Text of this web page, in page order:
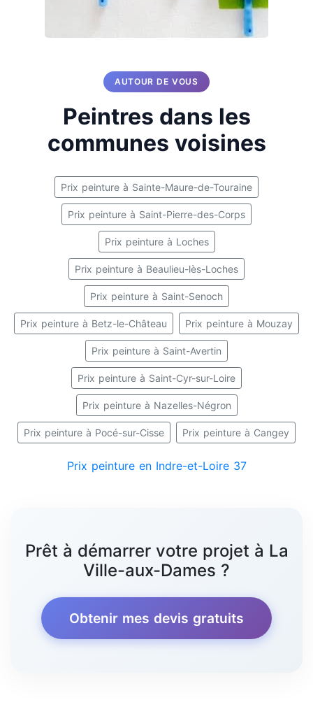
AUTOUR DE VOUS
Peintres dans les
communes voisines
Prix peinture à Sainte-Maure-de-Touraine
Prix peinture à Saint-Pierre-des-Corps
Prix peinture à Loches
Prix peinture à Beaulieu-lès-Loches
Prix peinture à Saint-Senoch
Prix peinture à Betz-le-Château Prix peinture à Mouzay
Prix peinture à Saint-Avertin
Prix peinture à Saint-Cyr-sur-Loire
Prix peinture à Nazelles-Négron
Prix peinture à Pocé-sur-Cisse Prix peinture à Cangey
Prix peinture en Indre-et-Loire 37
Prêt à démarrer votre projet à La
Ville-aux-Dames ?
Obtenir mes devis gratuits